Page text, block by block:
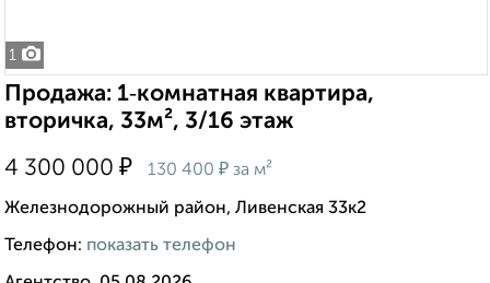
1
Продажа: 1‑комнатная квартира,
вторичка, 33м², 3/16 этаж
4 300 000 ₽ 130 400 ₽ за м²
Железнодорожный район, Ливенская 33к2
Телефон: показать телефон